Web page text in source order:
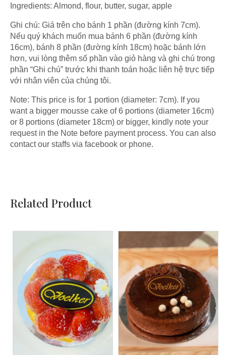
Ingredients: Almond, flour, butter, sugar, apple
Ghi chú: Giá trên cho bánh 1 phần (đường kính 7cm).
Nếu quý khách muốn mua bánh 6 phần (đường kính
16cm), bánh 8 phần (đường kính 18cm) hoặc bánh lớn
hơn, vui lòng thêm số phần vào giỏ hàng và ghi chú trong
phần “Ghi chú” trước khi thanh toán hoặc liên hệ trực tiếp
với nhân viên của chúng tôi.
Note: This price is for 1 portion (diameter: 7cm). If you
want a bigger mousse cake of 6 portions (diameter 16cm)
or 8 portions (diameter 18cm) or bigger, kindly note your
request in the Note before payment process. You can also
contact our staffs via facebook or phone.
Related Product